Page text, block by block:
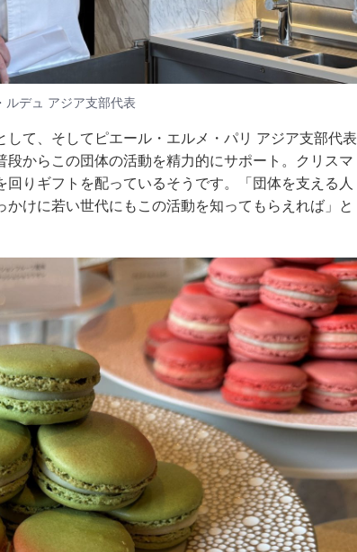
ルデュ アジア支部代表
て、そしてピエール・エルメ・パリ アジア支部代表
からこの団体の活動を精力的にサポート。クリスマ
りギフトを配っているそうです。「団体を支える人
けに若い世代にもこの活動を知ってもらえれば」と